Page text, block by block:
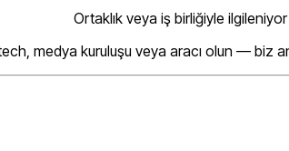
Ortaklık veya iş birliğiyle
medya kuruluşu veya aracı olun — biz